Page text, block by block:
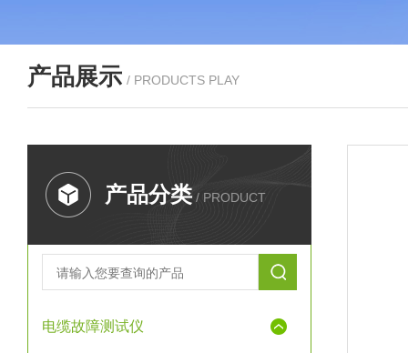
产品展示 / PRODUCTS PLAY
产品分类 / PRODUCT
电缆故障测试仪